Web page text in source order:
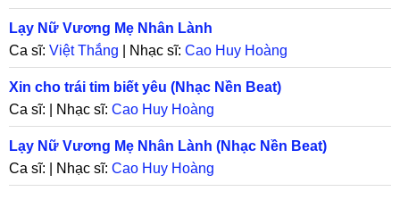
Lạy Nữ Vương Mẹ Nhân Lành
Ca sĩ: Việt Thắng | Nhạc sĩ: Cao Huy Hoàng
Xin cho trái tim biết yêu (Nhạc Nền Beat)
Ca sĩ: | Nhạc sĩ: Cao Huy Hoàng
Lạy Nữ Vương Mẹ Nhân Lành (Nhạc Nền Beat)
Ca sĩ: | Nhạc sĩ: Cao Huy Hoàng